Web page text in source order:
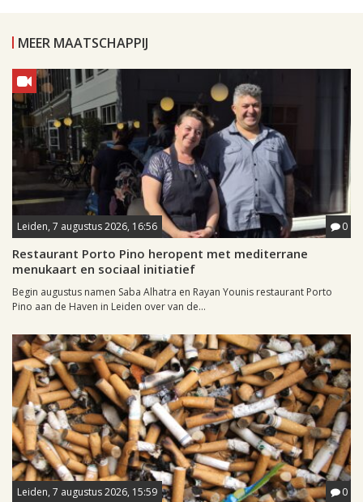
MEER MAATSCHAPPIJ
Leiden, 7 augustus 2026, 16:56 0
Restaurant Porto Pino heropent met mediterrane
menukaart en sociaal initiatief
Begin augustus namen Saba Alhatra en Rayan Younis restaurant Porto
Pino aan de Haven in Leiden over van de...
Leiden, 7 augustus 2026, 15:59 0